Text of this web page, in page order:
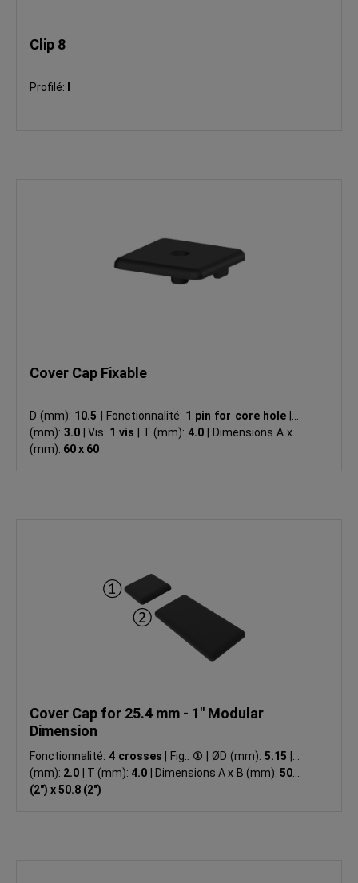
Clip 8
Profilé:
Cover Cap Fixable
D (mm): 10.5 Fonctionnalité: 1 pin for core hole
(mm): 3.0 Vis: 1 vis T (mm): 4.0
Dimensions A x B
(mm): 60 x 60
Cover Cap for 25.4 mm - 1" Modular
Dimension
Fonctionnalité: 4 crosses Fig.: ① ØD (mm): 5.15
(mm): 2.0 T (mm): 4.0 Dimensions A x B (mm):50.8
(2") x 50.8 (2")